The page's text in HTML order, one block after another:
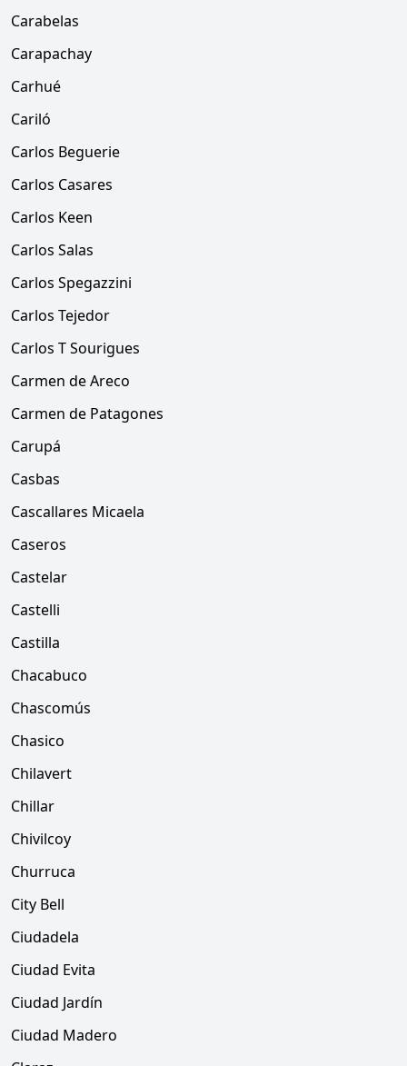
Carabelas
Carapachay
Carhué
Cariló
Carlos Beguerie
Carlos Casares
Carlos Keen
Carlos Salas
Carlos Spegazzini
Carlos Tejedor
Carlos T Sourigues
Carmen de Areco
Carmen de Patagones
Carupá
Casbas
Cascallares Micaela
Caseros
Castelar
Castelli
Castilla
Chacabuco
Chascomús
Chasico
Chilavert
Chillar
Chivilcoy
Churruca
City Bell
Ciudadela
Ciudad Evita
Ciudad Jardín
Ciudad Madero